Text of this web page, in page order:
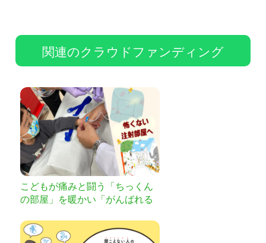
関連のクラウドファンディング
こどもが痛みと闘う「ちっくん
の部屋」を暖かい「がんばれる